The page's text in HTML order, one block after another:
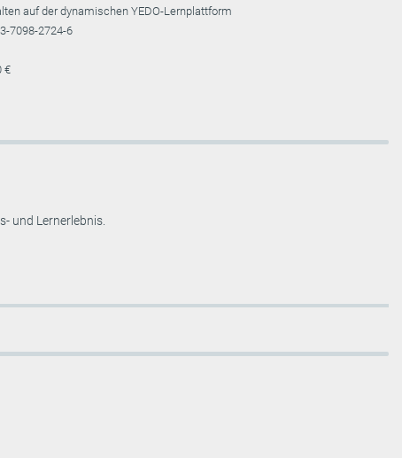
auf der dynamischen YEDO-Lernplattform
7098-2724-6
€
und Lernerlebnis.